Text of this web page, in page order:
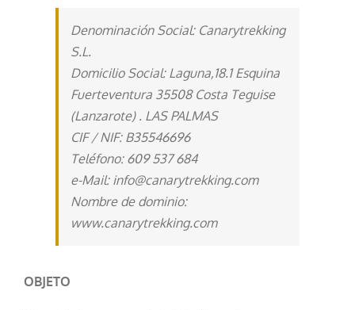
Denominación Social: Canarytrekking
S.L.
Domicilio Social: Laguna,18.1 Esquina
Fuerteventura 35508 Costa Teguise
(Lanzarote) . LAS PALMAS
CIF / NIF: B35546696
Teléfono: 609 537 684
e-Mail: info@canarytrekking.com
Nombre de dominio:
www.canarytrekking.com
OBJETO